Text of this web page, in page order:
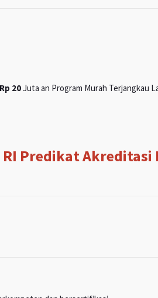
20Juta an Program Murah Terjangkau
Predikat Akreditasi